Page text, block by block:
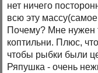
нет ничего
всю эту
Почему? Мне нужен
коптильни. Плюс,
чтобы рыбки были
Ряпушка - очень